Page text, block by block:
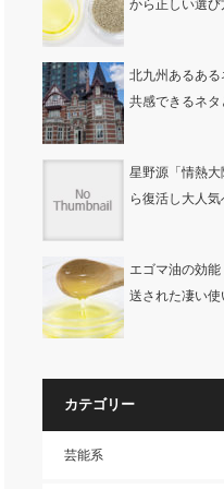
から正しい選び
北九州あるあ
共感できるネタ
星野源「情熱
ら復活し大人気
エゴマ油の効
送された凄い使
カテゴリー
芸能系